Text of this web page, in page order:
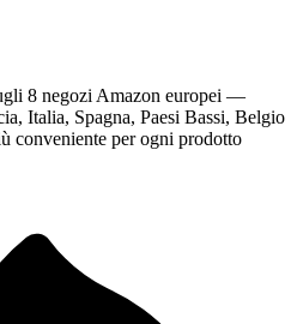
8 negozi Amazon europei —
Italia, Spagna, Paesi Bassi, Belgio
conveniente per ogni prodotto